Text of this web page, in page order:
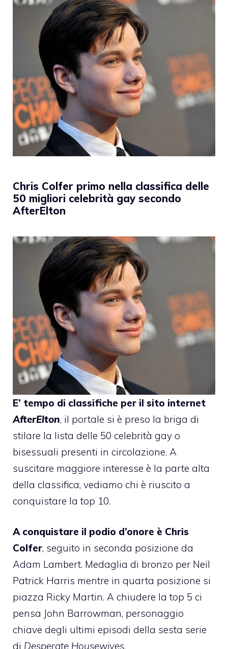
Chris Colfer primo nella classifica delle
50 migliori celebrità gay secondo
AfterElton
E’ tempo di classifiche per il sito internet
AfterElton, il portale si è preso la briga di
stilare la lista delle 50 celebrità gay o
bisessuali presenti in circolazione. A
suscitare maggiore interesse è la parte alta
della classifica, vediamo chi è riuscito a
conquistare la top 10.
A conquistare il podio d’onore è Chris
Colfer, seguito in seconda posizione da
Adam Lambert. Medaglia di bronzo per Neil
Patrick Harris mentre in quarta posizione si
piazza Ricky Martin. A chiudere la top 5 ci
pensa John Barrowman, personaggio
chiave degli ultimi episodi della sesta serie
di Desperate Housewives.